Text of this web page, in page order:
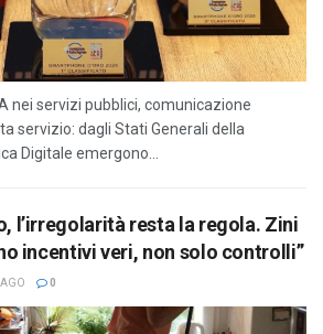
nei servizi pubblici, comunicazione
servizio: dagli Stati Generali della
Digitale emergono...
l’irregolarità resta la regola. Zini
incentivi veri, non solo controlli”
0